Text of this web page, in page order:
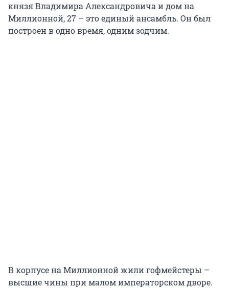
князя Владимира Александровича и дом на
Миллионной, 27 – это единый ансамбль. Он был
построен в одно время, одним зодчим.
В корпусе на Миллионной жили гофмейстеры –
высшие чины при малом императорском дворе.